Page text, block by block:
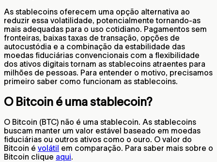
As stablecoins oferecem uma opção alternativa ao
reduzir essa volatilidade, potencialmente tornando-as
mais adequadas para o uso cotidiano. Pagamentos sem
fronteiras, baixas taxas de transação, opções de
autocustódia e a combinação da estabilidade das
moedas fiduciárias convencionais com a flexibilidade
dos ativos digitais tornam as stablecoins atraentes para
milhões de pessoas. Para entender o motivo, precisamos
primeiro saber como funcionam as stablecoins.
O Bitcoin é uma stablecoin?
O Bitcoin (BTC) não é uma stablecoin. As stablecoins
buscam manter um valor estável baseado em moedas
fiduciárias ou outros ativos como o ouro. O valor do
Bitcoin é volátil em comparação. Para saber mais sobre o
Bitcoin clique aqui.